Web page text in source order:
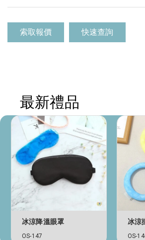
索取報價 快速查詢
最新禮品
冰涼降溫眼罩
OS-147
冰涼
OS-